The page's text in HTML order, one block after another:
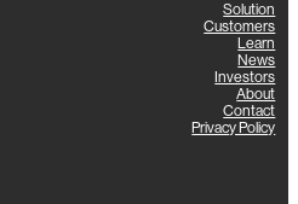
Solution
Customers
Learn
News
Investors
About
Contact
Privacy Policy